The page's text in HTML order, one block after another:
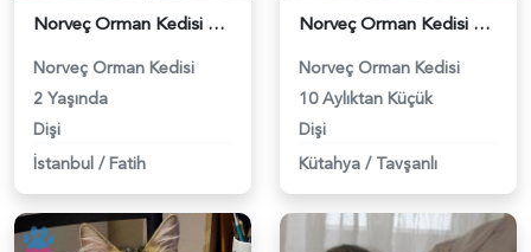
Norveç Orman Kedisi 2 Yaşında Kızıma Eş Arıyorum - 471
Norveç Orman Kedisi
2 Yaşında
Dişi
İstanbul / Fatih
Norveç Orman Kedisi Şans Kızımıza Eş Arıyoruz - 1222
Norveç Orman Kedisi
10 Aylıktan Küçük
Dişi
Kütahya / Tavşanlı